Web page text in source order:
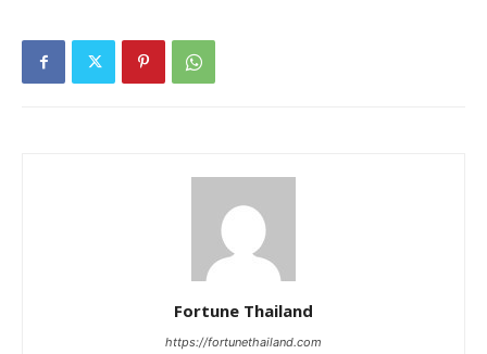
Fortune Thailand
https://fortunethailand.com